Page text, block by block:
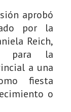
aprobó
por la
Reich,
para la
a una
fiesta
o